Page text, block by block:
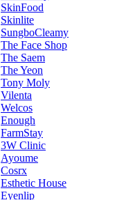
SkinFood
Skinlite
SungboCleamy
The Face Shop
The Saem
The Yeon
Tony Moly
Vilenta
Welcos
Enough
FarmStay
3W Clinic
Ayoume
Cosrx
Esthetic House
Eyenlip